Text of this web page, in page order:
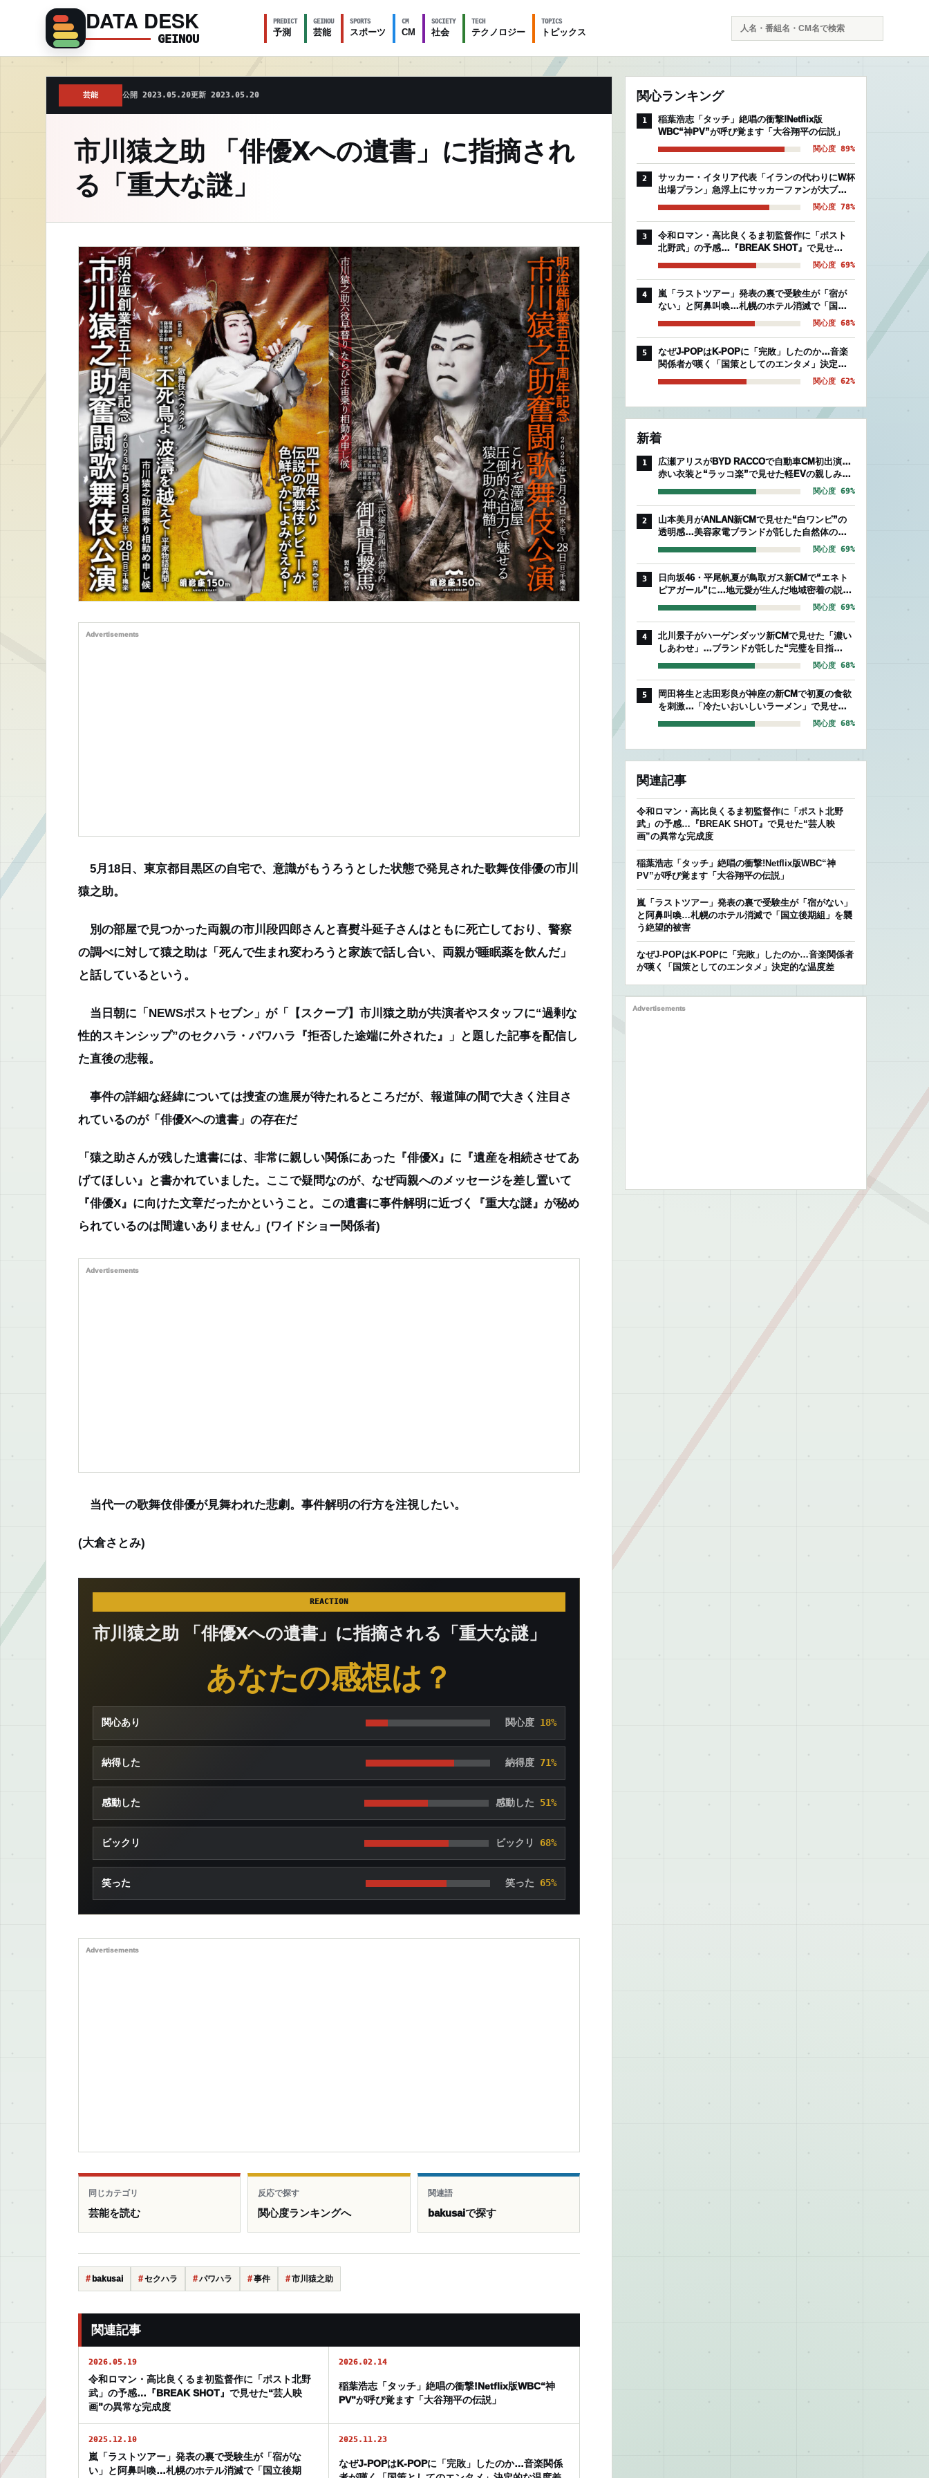
DATA DESK
GEINOU
PREDICT
予測
GEINOU
芸能
SPORTS
スポーツ
CM
CM
SOCIETY
社会
TECH
テクノロジー
TOPICS
トピックス
索
芸能 公開 2023.05.20更新 2023.05.20
市川猿之助 「俳優Xへの遺書」に指摘され
る「重大な謎」
Advertisements
5月18日、東京都目黒区の自宅で、意識がもうろうとした状態で発見された歌舞伎俳優の市川
猿之助。
別の部屋で見つかった両親の市川段四郎さんと喜熨斗延子さんはともに死亡しており、警察
の調べに対して猿之助は「死んで生まれ変わろうと家族で話し合い、両親が睡眠薬を飲んだ」
と話しているという。
当日朝に「NEWSポストセブン」が「【スクープ】市川猿之助が共演者やスタッフに“過剰な
性的スキンシップ”のセクハラ・パワハラ『拒否した途端に外された』」と題した記事を配信し
た直後の悲報。
事件の詳細な経緯については捜査の進展が待たれるところだが、報道陣の間で大きく注目さ
れているのが「俳優Xへの遺書」の存在だ
「猿之助さんが残した遺書には、非常に親しい関係にあった『俳優X』に『遺産を相続させてあ
げてほしい』と書かれていました。ここで疑問なのが、なぜ両親へのメッセージを差し置いて
『俳優X』に向けた文章だったかということ。この遺書に事件解明に近づく『重大な謎』が秘め
られているのは間違いありません」 (ワイドショー関係者)
Advertisements
当代一の歌舞伎俳優が見舞われた悲劇。事件解明の行方を注視したい。
(大倉さとみ)
REACTION
市川猿之助 「俳優Xへの遺書」に指摘される「重大な謎」
あなたの感想は？
関心あり 関心度 18%
納得した 納得度 71%
感動した 感動した 51%
ビックリ ビックリ 68%
笑った 笑った 65%
Advertisements
同じカテゴリ
芸能を読む
反応で探す
関心度ランキングへ
関連語
bakusaiで探す
bakusai セクハラ パワハラ 事件 市川猿之助
関連記事
2026.05.19
令和ロマン・高比良くるま初監督作に「ポスト北野
武」の予感…『BREAK SHOT』で見せた“芸人映
画”の異常な完成度
2026.02.14
稲葉浩志「タッチ」絶唱の衝撃!Netflix版WBC“神
PV”が呼び覚ます「大谷翔平の伝説」
2025.12.10
嵐「ラストツアー」発表の裏で受験生が「宿がな
い」と阿鼻叫喚…札幌のホテル消滅で「国立後期
2025.11.23
なぜJ-POPはK-POPに「完敗」したのか…音楽関係
関心ランキング
1
稲葉浩志「タッチ」絶唱の衝撃!Netflix版
WBC“神PV”が呼び覚ます「大谷翔平の伝説」
関心度 89%
2
サッカー・イタリア代表「イランの代わりにW杯
出場プラン」急浮上にサッカーファンが大ブー
イングの理由
関心度 78%
3
令和ロマン・高比良くるま初監督作に「ポスト
北野武」の予感…『BREAK SHOT』で見せ
た“芸人映画”の異常な完成度
関心度 69%
4
嵐「ラストツアー」発表の裏で受験生が「宿が
ない」と阿鼻叫喚…札幌のホテル消滅で「国立
後期組」を襲う絶望的被害
関心度 68%
5
なぜJ-POPはK-POPに「完敗」したのか…音楽
関係者が嘆く「国策としてのエンタメ」決定的
な温度差
関心度 62%
新着
1
広瀬アリスがBYD RACCOで自動車CM初出演…
赤い衣装と“ラッコ楽”で見せた軽EVの親しみや
すさ
関心度 69%
2
山本美月がANLAN新CMで見せた“白ワンピ”の
透明感…美容家電ブランドが託した自然体のセ
ルフケア
関心度 69%
3
日向坂46・平尾帆夏が鳥取ガス新CMで“エネト
ピアガール”に…地元愛が生んだ地域密着の説得
力
関心度 69%
4
北川景子がハーゲンダッツ新CMで見せた「濃い
しあわせ」…ブランドが託した“完璧を目指
す”存在感
関心度 68%
5
岡田将生と志田彩良が神座の新CMで初夏の食欲
を刺激…「冷たいおいしいラーメン」で見せた
爽やかな相性
関心度 68%
関連記事
令和ロマン・高比良くるま初監督作に「ポスト北野
武」の予感…『BREAK SHOT』で見せた“芸人映
画”の異常な完成度
稲葉浩志「タッチ」絶唱の衝撃!Netflix版WBC“神
PV”が呼び覚ます「大谷翔平の伝説」
嵐「ラストツアー」発表の裏で受験生が「宿がない」
と阿鼻叫喚…札幌のホテル消滅で「国立後期組」を襲
う絶望的被害
なぜJ-POPはK-POPに「完敗」したのか…音楽関係者
が嘆く「国策としてのエンタメ」決定的な温度差
Advertisements